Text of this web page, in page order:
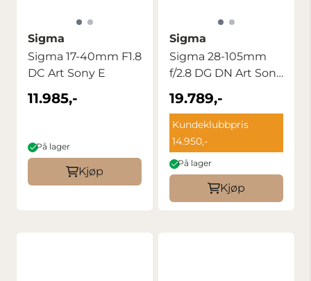
Sigma
Sigma 17-40mm F1.8
DC Art Sony E
11.985,-
På lager
Kjøp
Sigma
Sigma 28-105mm
f/2.8 DG DN Art Sony
FE
19.789,-
Kundeklubbpris
14.950,-
På lager
Kjøp